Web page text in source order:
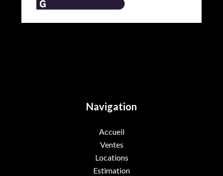
Navigation
Accueil
Ventes
Locations
Estimation